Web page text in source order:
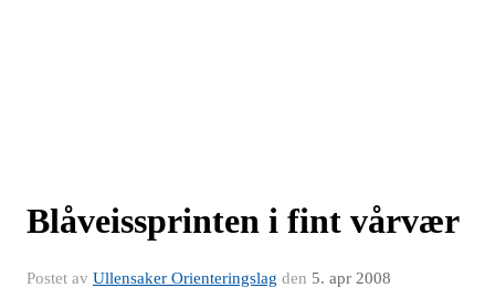
Blåveissprinten i fint vårvær
Postet av Ullensaker Orienteringslag den 5. apr 2008